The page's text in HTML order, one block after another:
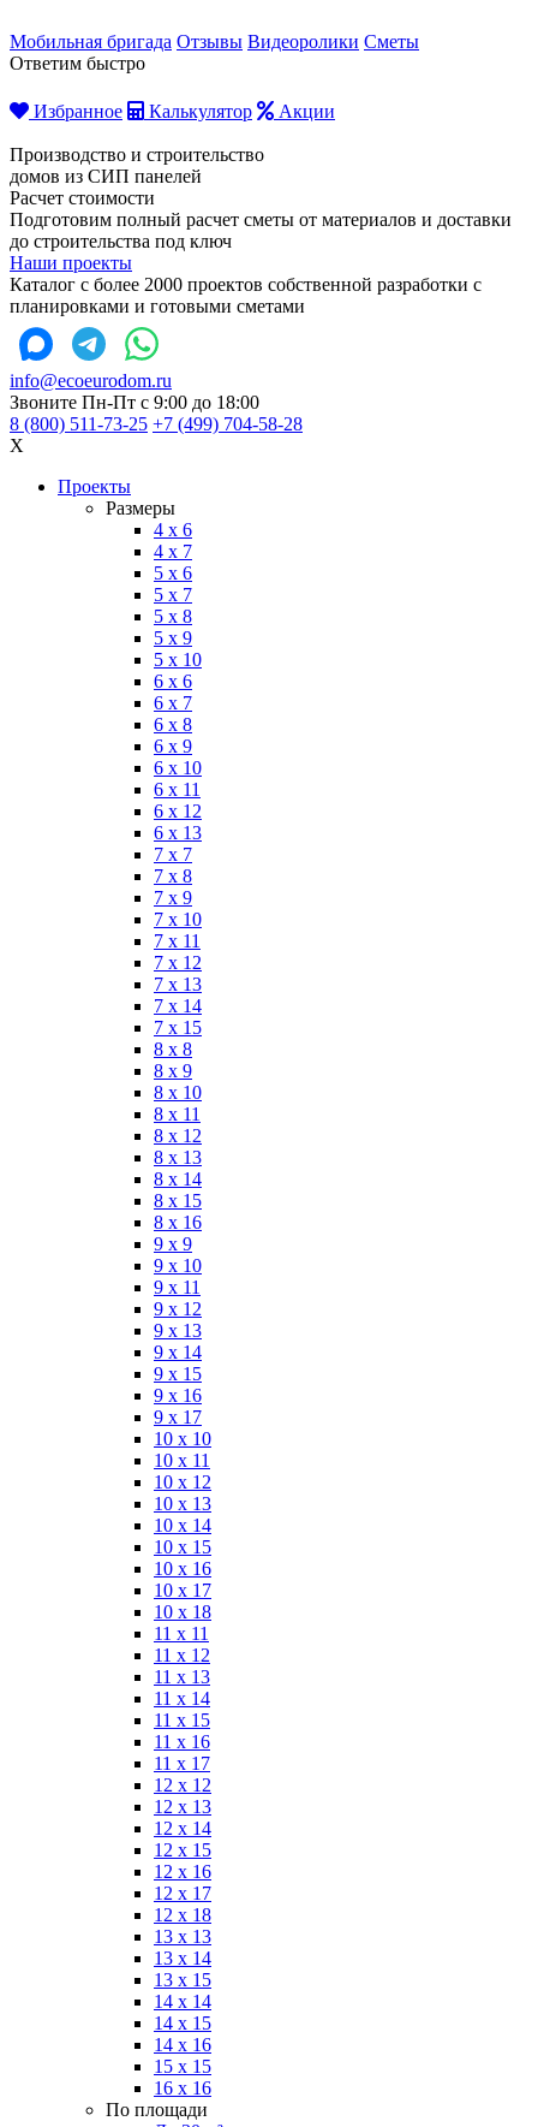
Мобильная бригада Отзывы Видеоролики Сметы
Ответим быстро
Избранное Калькулятор Акции
Производство и строительство
домов из СИП панелей
Расчет стоимости
Подготовим полный расчет сметы от материалов и доставки
до строительства под ключ
Наши проекты
Каталог с более 2000 проектов собственной разработки с
планировками и готовыми сметами
info@ecoeurodom.ru
Звоните Пн-Пт с 9:00 до 18:00
8 (800) 511-73-25 +7 (499) 704-58-28
X
Проекты
Размеры
4 x 6
4 x 7
5 x 6
5 x 7
5 x 8
5 x 9
5 x 10
6 x 6
6 x 7
6 x 8
6 x 9
6 x 10
6 x 11
6 x 12
6 x 13
7 x 7
7 x 8
7 x 9
7 x 10
7 x 11
7 x 12
7 x 13
7 x 14
7 x 15
8 x 8
8 x 9
8 x 10
8 x 11
8 x 12
8 x 13
8 x 14
8 x 15
8 x 16
9 x 9
9 x 10
9 x 11
9 x 12
9 x 13
9 x 14
9 x 15
9 x 16
9 x 17
10 x 10
10 x 11
10 x 12
10 x 13
10 x 14
10 x 15
10 x 16
10 x 17
10 x 18
11 x 11
11 x 12
11 x 13
11 x 14
11 x 15
11 x 16
11 x 17
12 x 12
12 x 13
12 x 14
12 x 15
12 x 16
12 x 17
12 x 18
13 x 13
13 x 14
13 x 15
14 x 14
14 x 15
14 x 16
15 x 15
16 x 16
По площади